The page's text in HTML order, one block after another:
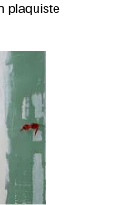
plaquiste